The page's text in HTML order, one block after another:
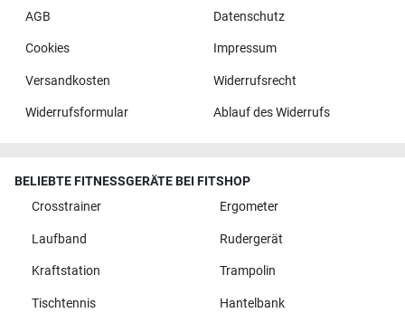
AGB
Datenschutz
Cookies Impressum
Versandkosten Widerrufsrecht
Widerrufsformular Ablauf des Widerrufs
BELIEBTE FITNESSGERÄTE BEI FITSHOP
Crosstrainer
Ergometer
Laufband Rudergerät
Kraftstation Trampolin
Tischtennis Hantelbank